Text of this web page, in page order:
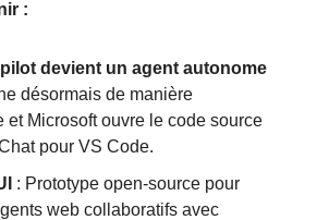
:
devient un agent autonome
désormais de manière
et Microsoft ouvre le code source
pour VS Code.
: Prototype open-source pour
web collaboratifs avec